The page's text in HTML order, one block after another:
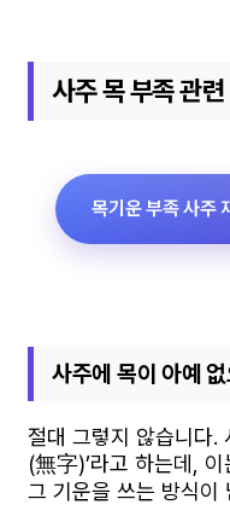
사주 목 부족 관
목기운 부족 사주
사주에 목이 아예
절대 그렇지 않습니다.
(無字)’라고 하는데,
그 기운을 쓰는 방식이